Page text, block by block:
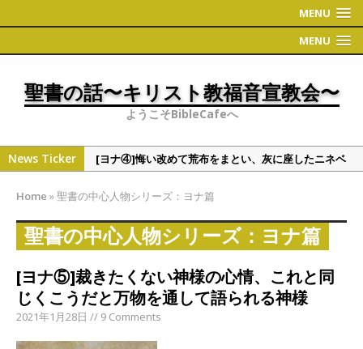
MENU
MENU
聖書の話〜キリスト教福音宣教会〜
ようこそBibleCafeへ
News Ticker
[ヨナ④]悔い改めて荒布をまとい、灰に座したニネベ
[偉人・有名人の聖書観①]学者シリーズ（人文・社会
系）
[ヨナ③]ヨナの切実な祈り
[ヨナ②] ヨナの時代について 〜地理〜
[ヨナ⑤]裁きたくない神様の心情、これと同じくこう
だと万物を通して語られる神様
Home »聖書の中心人物シリーズ：ヨナ篇
聖書の中心人物シリーズ：ヨナ篇
[ヨナ⑤]裁きたくない神様の心情、これと同
じくこうだと万物を通して語られる神様
2021年1月28日 // 9 Comments